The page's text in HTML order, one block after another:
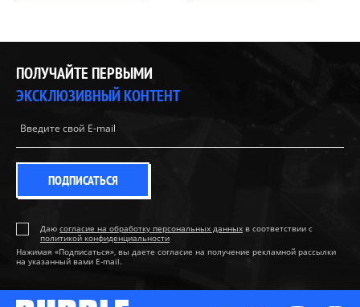
ПОЛУЧАЙТЕ ПЕРВЫМИ
ЭКСКЛЮЗИВНЫЙ КОНТЕНТ
ПОДПИСАТЬСЯ
Даю согласие на обработку персональных данных в соответствии с
политикой конфиденциальности
Нажимая «Подписаться», вы даете согласие на получение рекламной рассылки
на указанный вами E-mail.